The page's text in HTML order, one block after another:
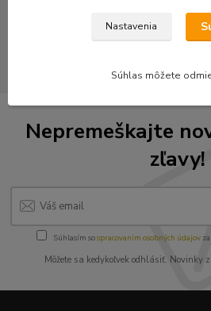
Vyšívané nášivky
Nepremeškajte
zľavy!
Súhlasím sospracovaním osobných údajov
Môžete sa kedykoľvek odhlásiť. Novinky
Nastavenia
Súhlas môžete